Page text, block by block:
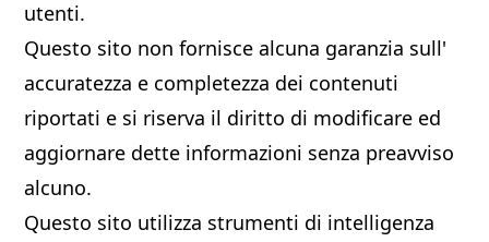
utenti.
Questo sito non fornisce alcuna garanzia sull'
accuratezza e completezza dei contenuti
riportati e si riserva il diritto di modificare ed
aggiornare dette informazioni senza preavviso
alcuno.
Questo sito utilizza strumenti di intelligenza